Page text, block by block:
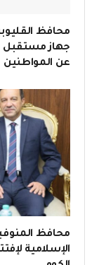
محافظ
جهاز مستقبل
عن المواطنين
محافظ
الإسلامية